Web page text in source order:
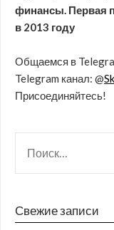
финансы. Первая
в 2013 году
Общаемся в
Telegram канал: @
Присоединяйтесь!
Свежие записи